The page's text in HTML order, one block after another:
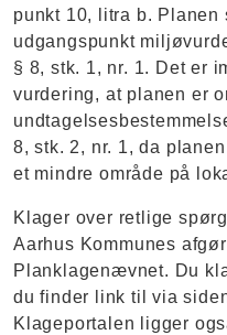
punkt 10, litra b. Planen
udgangspunkt
§ 8, stk. 1, nr. 1. Det er
vurdering, at planen er
8, stk. 2, nr. 1, da
et mindre område på
Klager over retlige
Aarhus Kommunes
Planklagenævnet. Du
du finder link til via
Klageportalen ligger